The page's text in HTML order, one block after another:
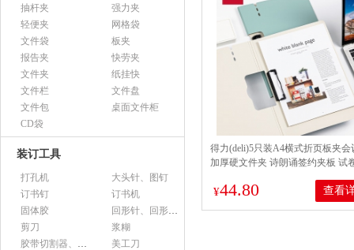
抽杆夹
强力夹
轻便夹
网格袋
文件袋
板夹
报告夹
快劳夹
文件夹
纸挂快
文件栏
文件盘
文件包
桌面文件柜
CD袋
装订工具
打孔机
大头针、图钉
订书钉
订书机
固体胶
回形针、回形针盒
剪刀
浆糊
胶带切割器、胶带座、封箱器
美工刀
得力(deli)5只装A4横式折页板夹会
加厚硬文件夹 诗朗诵签约夹板 试
¥44.80 查看